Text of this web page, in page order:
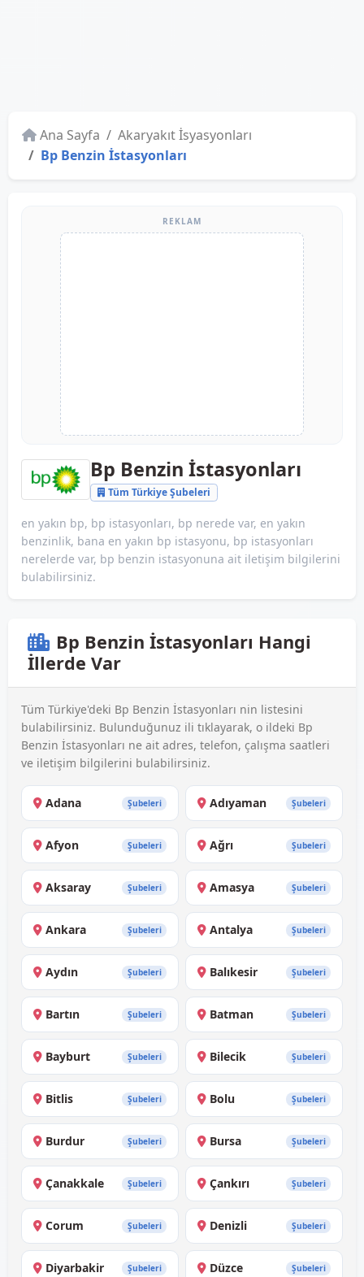
Ana Sayfa
Akaryakıt İsyasyonları
Bp Benzin İstasyonları
REKLAM
Bp Benzin İstasyonları
Tüm Türkiye Şubeleri
en yakın bp, bp istasyonları, bp nerede var, en yakın
benzinlik, bana en yakın bp istasyonu, bp istasyonları
nerelerde var, bp benzin istasyonuna ait iletişim bilgilerini
bulabilirsiniz.
Bp Benzin İstasyonları Hangi
İllerde Var
Tüm Türkiye'deki Bp Benzin İstasyonları nin listesini
bulabilirsiniz. Bulunduğunuz ili tıklayarak, o ildeki Bp
Benzin İstasyonları ne ait adres, telefon, çalışma saatleri
ve iletişim bilgilerini bulabilirsiniz.
Adana Şubeleri Adıyaman Şubeleri
Afyon Şubeleri Ağrı Şubeleri
Aksaray Şubeleri Amasya Şubeleri
Ankara Şubeleri Antalya Şubeleri
Aydın Şubeleri Balıkesir Şubeleri
Bartın Şubeleri Batman Şubeleri
Bayburt Şubeleri Bilecik Şubeleri
Bitlis Şubeleri Bolu Şubeleri
Burdur Şubeleri Bursa Şubeleri
Çanakkale Şubeleri Çankırı Şubeleri
Corum Şubeleri Denizli Şubeleri
Diyarbakir Şubeleri Düzce Şubeleri